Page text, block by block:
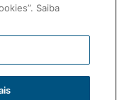
Saiba